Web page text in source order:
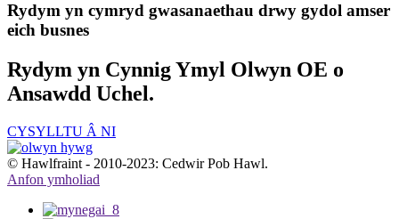
Rydym yn cymryd gwasanaethau drwy gydol amser
eich busnes
Rydym yn Cynnig Ymyl Olwyn OE o
Ansawdd Uchel.
CYSYLLTU Â NI
© Hawlfraint - 2010-2023: Cedwir Pob Hawl.
Anfon ymholiad